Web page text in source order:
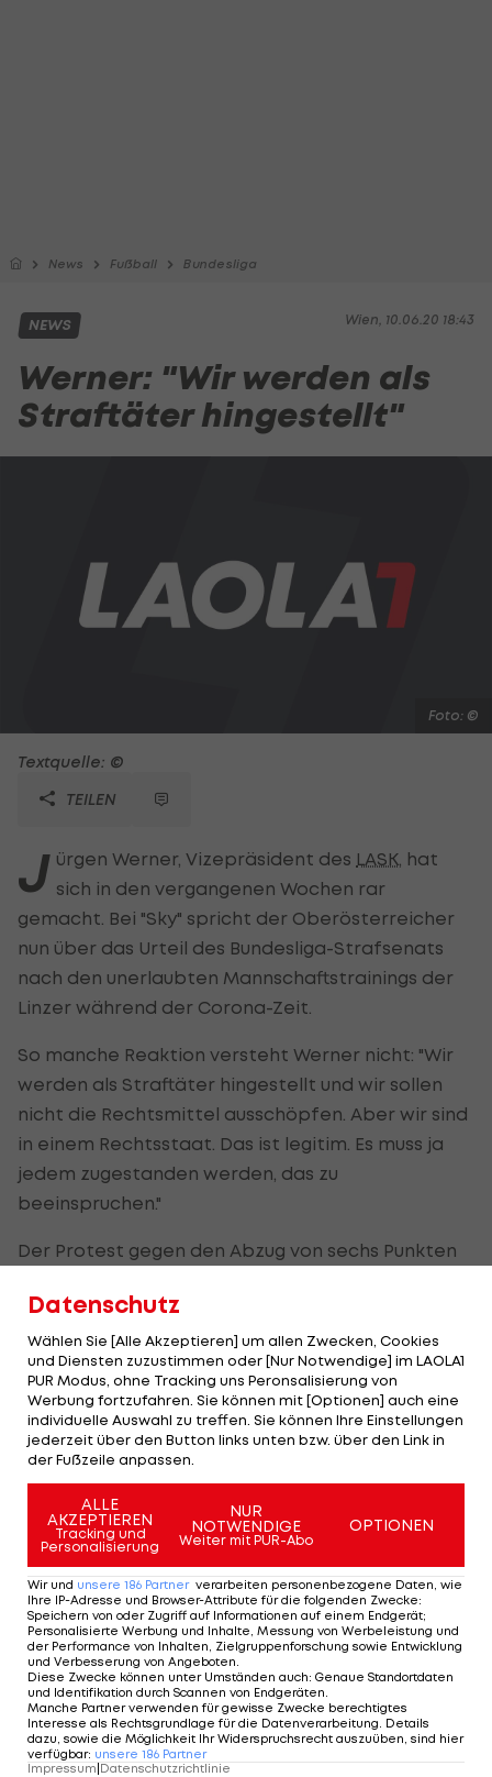
News Fußball Bundesliga
Wien, 10.06.20 18:43
NEWS
Werner: "Wir werden als
Straftäter hingestellt"
Foto: ©
Textquelle: ©
TEILEN
J ürgen Werner, Vizepräsident des LASK , hat
sich in den vergangenen Wochen rar
gemacht. Bei "Sky" spricht der Oberösterreicher
nun über das Urteil des Bundesliga-Strafsenats
nach den unerlaubten Mannschaftstrainings der
Linzer während der Corona-Zeit.
So manche Reaktion versteht Werner nicht: "Wir
werden als Straftäter hingestellt und wir sollen
nicht die Rechtsmittel ausschöpfen. Aber wir sind
in einem Rechtsstaat. Das ist legitim. Es muss ja
jedem zugestanden werden, das zu
beeinspruchen."
Der Protest gegen den Abzug von sechs Punkten
das fristgerecht abliefern. Ich hoffe, dass ist dann
rasch abgehandelt. Es wäre uns allen lieber, dass
es schnell vom Tisch ist und wir uns wieder auf den
Fußball konzentrieren können."
"Wir haben einen Fehler gemacht, wir haben uns
gemacht hat, soll den ersten Stein auf uns
werfen", so Werner. Er findet es "schade, dass die
Mannschaft bestraft wird".
Highlights: Nach frühem Rückstand:
Austria Salzburg schießt die Vienna ab
Fußball - ADMIRAL 2. Liga
Highlights:
den FAC
Fußball -
Datenschutz
Wählen Sie [Alle Akzeptieren] um allen Zwecken, Cookies
und Diensten zuzustimmen oder [Nur Notwendige] im LAOLA1
PUR Modus, ohne Tracking uns Peronsalisierung von
Werbung fortzufahren. Sie können mit [Optionen] auch eine
individuelle Auswahl zu treffen. Sie können Ihre Einstellungen
jederzeit über den Button links unten bzw. über den Link in
der Fußzeile anpassen.
ALLE
AKZEPTIEREN
Tracking und
Personalisierung
NUR
NOTWENDIGE
Weiter mit PUR-Abo
OPTIONEN
Wir und unsere 186 Partner verarbeiten personenbezogene Daten, wie
Ihre IP-Adresse und Browser-Attribute für die folgenden Zwecke:
Speichern von oder Zugriff auf Informationen auf einem Endgerät;
Personalisierte Werbung und Inhalte, Messung von Werbeleistung und
der Performance von Inhalten, Zielgruppenforschung sowie Entwicklung
und Verbesserung von Angeboten
Diese Zwecke können unter Umständen auch: Genaue Standortdaten
und Identifikation durch Scannen von Endgeräten
Manche Partner verwenden für gewisse Zwecke berechtigtes
Interesse als Rechtsgrundlage für die Datenverarbeitung. Details
dazu, sowie die Möglichkeit Ihr Widerspruchsrecht auszuüben, sind hier
verfügbar: unsere 186 Partner
Impressum|Datenschutzrichtlinie